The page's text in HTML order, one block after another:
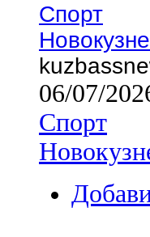
Спорт
06/07/
Спорт